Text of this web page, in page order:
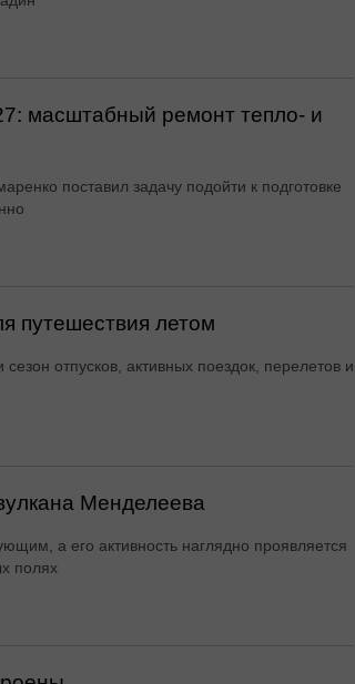
масштабный ремонт тепло- и
поставил задачу подойти к подготовке
путешествия летом
отпусков, активных поездок, перелетов и
Менделеева
а его активность наглядно проявляется
полях